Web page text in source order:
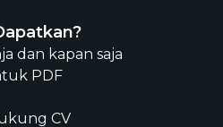
dan kapan saja
PDF
CV